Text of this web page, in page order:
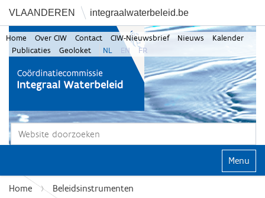
VLAANDEREN integraalwaterbeleid.be
Zoek
Home Over CIW Contact CIW-Nieuwsbrief Nieuws
Kalender
Publicaties
Geoloket NL EN FR
Klap
Home
Beleidsinstrumenten